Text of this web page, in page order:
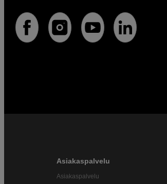
Asiakaspalvelu
Asiakaspalvelu